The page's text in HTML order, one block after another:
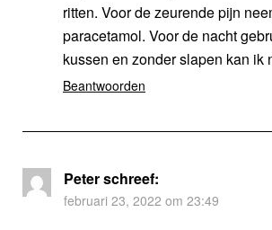
ritten. Voor de zeurende pijn
paracetamol. Voor de nacht
kussen en zonder slapen kan ik
Beantwoorden
Peterschreef:
februari 23, 2022 om 23:49